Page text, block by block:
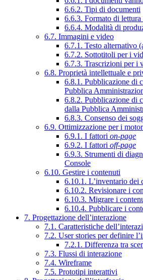
6.6.2. Tipi di documenti
6.6.3. Formato di
6.6.4. Modalità di
6.7. Immagini e video
6.7.1. Testo alternativo
6.7.2. Sottotitoli per i
6.7.3. Trascrizioni per i
6.8. Proprietà intellettuale e
6.8.1. Pubblicazione di
Pubblica
6.8.2. Pubblicazione di
dalla Pubblica
6.8.3. Consenso dei
6.9. Ottimizzazione per i
6.9.1. I fattori on-page
6.9.2. I fattori off-page
6.9.3. Strumenti di
Console
6.10. Gestire i contenuti
6.10.1. L’inventario dei
6.10.2. Revisionare i
6.10.3. Migrare i
6.10.4. Pubblicare i
7. Progettazione dell’interazione
7.1. Caratteristiche
7.2. User stories per definire
7.2.1. Differenza tra
7.3. Flussi di interazione
7.4. Wireframe
7.5. Prototipi interattivi